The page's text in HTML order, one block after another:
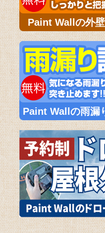
Paint Wallの外
Paint Wallの雨漏